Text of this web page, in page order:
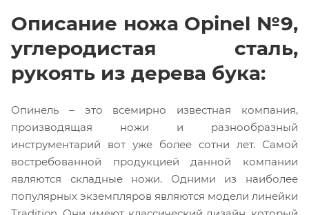
Описание ножа Opinel №9,
углеродистая сталь,
рукоять из дерева бука:
Опинель – это всемирно известная компания,
производящая ножи и разнообразный
инструментарий вот уже более сотни лет. Самой
востребованной продукцией данной компании
являются складные ножи. Одними из наиболее
популярных экземпляров являются модели линейки